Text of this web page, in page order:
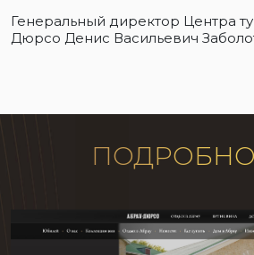
Генеральный директор Центра
Дюрсо Денис Васильевич